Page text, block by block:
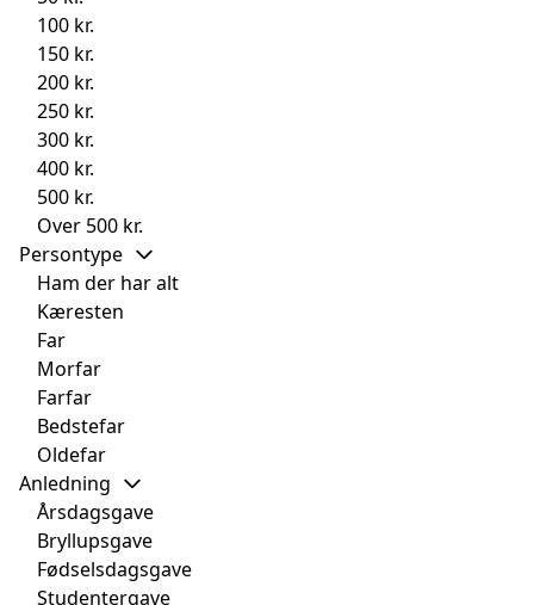
100 kr.
150 kr.
200 kr.
250 kr.
300 kr.
400 kr.
500 kr.
Over 500 kr.
Persontype
Ham der har alt
Kæresten
Far
Morfar
Farfar
Bedstefar
Oldefar
Anledning
Årsdagsgave
Bryllupsgave
Fødselsdagsgave
Studentergave